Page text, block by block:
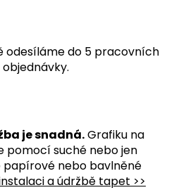
odesíláme do 5 pracovních
je snadná.Grafiku na
pomocí suché nebo jen
nebo bavlněné
a údržbě tapet >>